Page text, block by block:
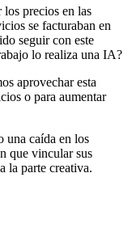
precios en las
se facturaban en
seguir con este
lo realiza una IA?
aprovechar esta
o para aumentar
una caída en los
que vincular sus
la parte creativa.